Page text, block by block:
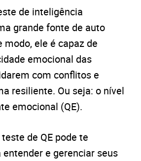
de inteligência
grande fonte de auto
modo, ele é capaz de
emocional das
com conflitos e
resiliente. Ou seja: o nível
emocional (QE).
de QE pode te
e gerenciar seus